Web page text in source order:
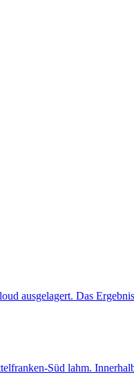
ausgelagert. Das
Süd lahm.